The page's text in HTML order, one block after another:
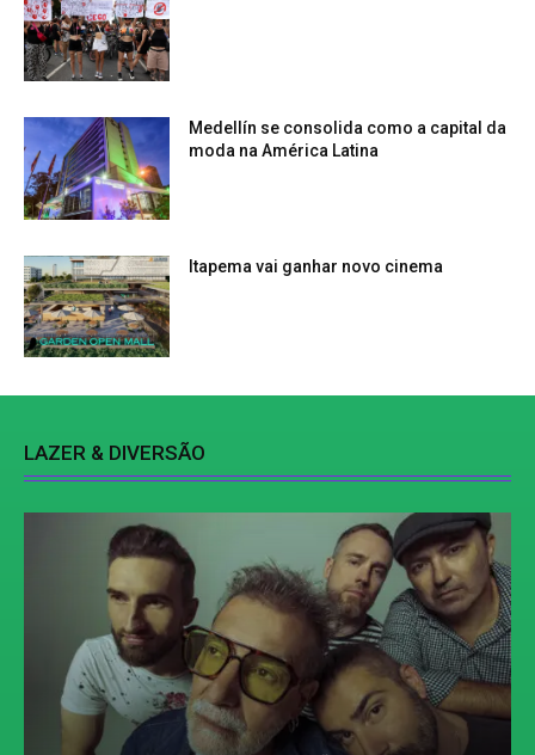
Medellín se consolida como a capital da
moda na América Latina
Itapema vai ganhar novo cinema
LAZER & DIVERSÃO